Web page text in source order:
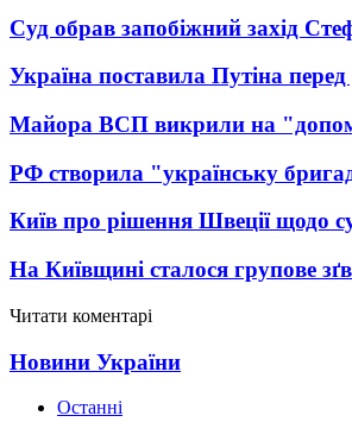
Суд обрав запобіжний захід
Україна поставила Путіна
Майора ВСП викрили на
РФ створила "українську
Київ про рішення Швеції щодо
На Київщині сталося групове
Читати коментарі
Новини України
Останні